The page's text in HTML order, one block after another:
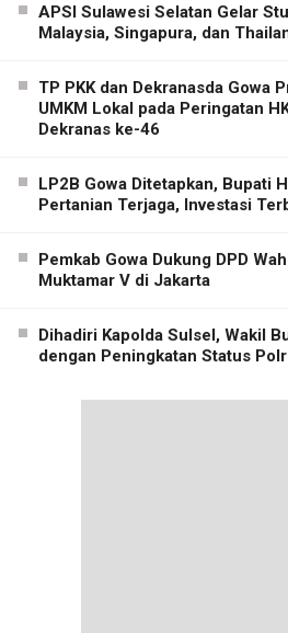
APSI Sulawesi Selatan Gelar
Malaysia, Singapura, dan
TP PKK dan Dekranasda Gowa
UMKM Lokal pada Peringatan
Dekranas ke-46
LP2B Gowa Ditetapkan, Bupati
Pertanian Terjaga, Investasi
Pemkab Gowa Dukung DPD
Muktamar V di Jakarta
Dihadiri Kapolda Sulsel, Wakil
dengan Peningkatan Status